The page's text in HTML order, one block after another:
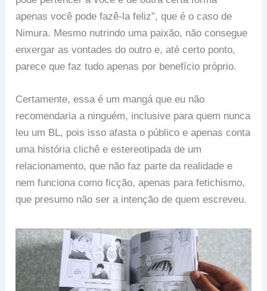
apenas você pode fazê-la feliz”, que é o caso de
Nimura. Mesmo nutrindo uma paixão, não consegue
enxergar as vontades do outro e, até certo ponto,
parece que faz tudo apenas por benefício próprio.
Certamente, essa é um mangá que eu não
recomendaria a ninguém, inclusive para quem nunca
leu um BL, pois isso afasta o público e apenas conta
uma história clichê e estereotipada de um
relacionamento, que não faz parte da realidade e
nem funciona como ficção, apenas para fetichismo,
que presumo não ser a intenção de quem escreveu.